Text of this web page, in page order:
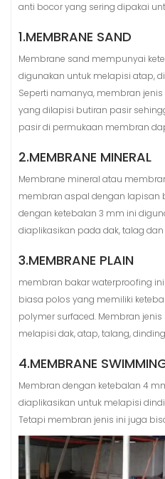
anti bocor yang sering dipakai
1.MEMBRANE SAND
Membrane sand mempunyai
digunakan untuk melapisi atap,
Seperti namanya, membran
yang dilapisi butiran pasir
pasir di permukaan membran
2.MEMBRANE MINERAL
Membrane mineral atau
membran aspal dengan lapisan
dengan ketebalan 3 mm ini
diaplikasikan pada dak, talag
3.MEMBRANE PLAIN
membran bakar waterproofing
biasa polos yang memiliki
polymer surfaced. Membran
melapisi dak, atap, talang,
4.MEMBRANE
Membran dengan ketebalan 4
diaplikasikan untuk melapisi
Tetapi membran jenis ini juga